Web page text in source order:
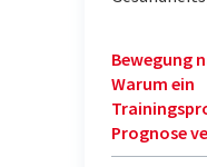
Bewegung
Warum ein
Prognose